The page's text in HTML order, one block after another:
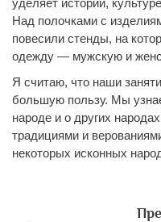
Над полочками с
повесили стенды, на
одежду — мужскую и
Я считаю, что наши
большую пользу. Мы
народе и о других
традициями и
некоторых исконных